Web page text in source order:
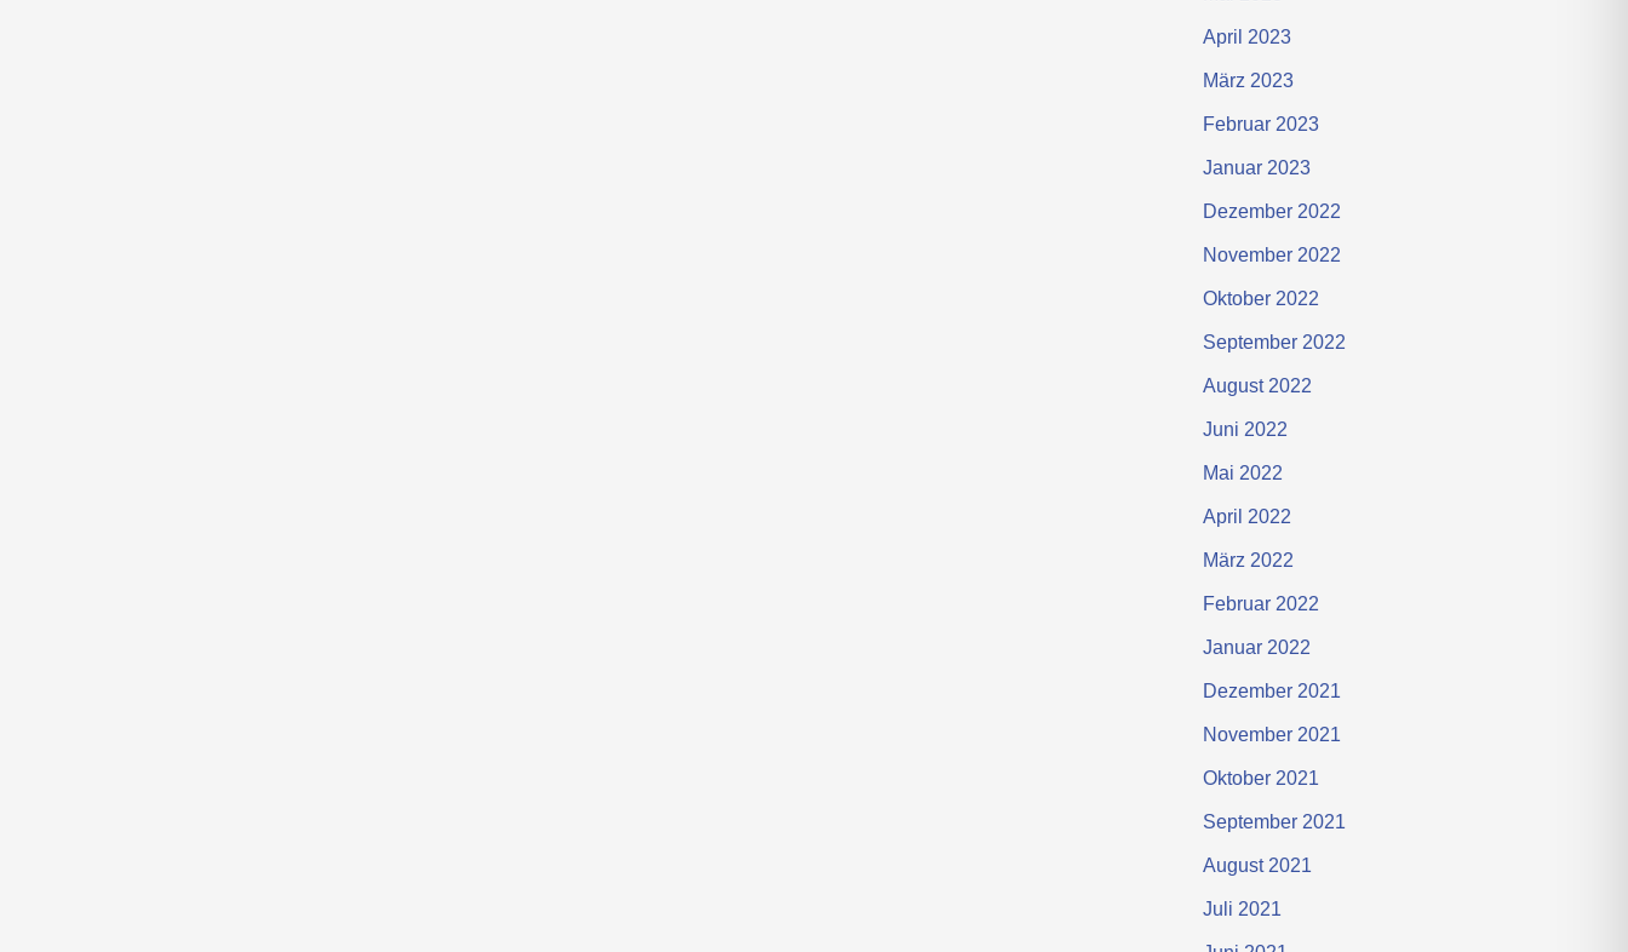
April 2023
März 2023
Februar 2023
Januar 2023
Dezember 2022
November 2022
Oktober 2022
September 2022
August 2022
Juni 2022
Mai 2022
April 2022
März 2022
Februar 2022
Januar 2022
Dezember 2021
November 2021
Oktober 2021
September 2021
August 2021
Juli 2021